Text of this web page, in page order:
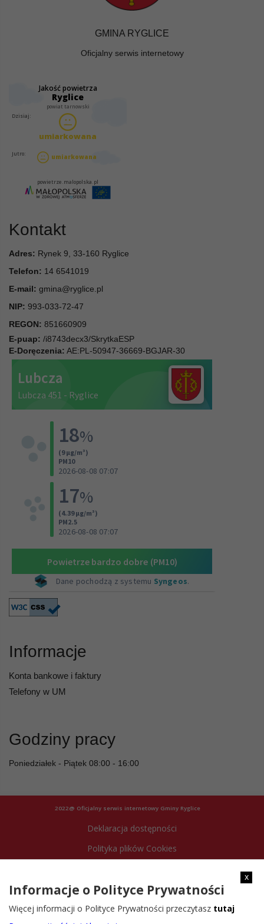
GMINA RYGLICE
Oficjalny serwis internetowy
Kontakt
Adres: Rynek 9, 33-160 Ryglice
Telefon: 14 6541019
E-mail: gmina@ryglice.pl
NIP: 993-033-72-47
REGON: 851660909
E-puap: /i8743decx3/SkrytkaESP
E-Doręczenia: AE:PL-50947-36669-BGJAR-30
Informacje
Konta bankowe i faktury
Telefony w UM
Godziny pracy
Poniedziałek - Piątek 08:00 - 16:00
2022@ Oficjalny serwis internetowy Gminy Ryglice
Deklaracja dostępności
Polityka plików Cookies
x
Informacje o Polityce Prywatności
Więcej informacji o Polityce Prywatności przeczytasz tutaj